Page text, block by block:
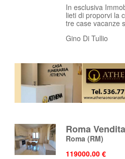
In esclusiva
lieti di proporvi la
tre case vacanze
Gino Di Tullio
Roma
Roma (RM)
119000.00 €